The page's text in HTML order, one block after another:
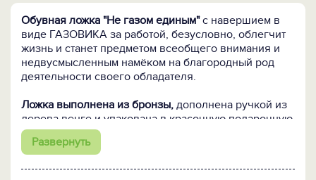
Обувная ложка "Не газом единым"с навершием в
виде ГАЗОВИКА за работой, безусловно, облегчит
жизнь и станет предметом всеобщего внимания и
недвусмысленным намёком на благородный род
деятельности своего обладателя.
Ложка выполнена из бронзы, дополнена ручкой из
дерева венге и упакована в красочную подарочную
коробку.
Развернуть